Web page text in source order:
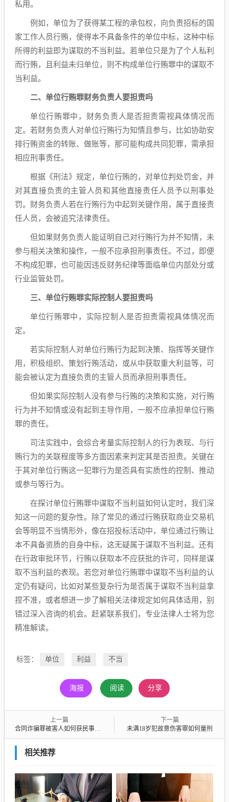
私用。
例如，单位为了获得某工程的承包权，向负责招标的国
家工作人员行贿，使得本不具备条件的单位中标，这种中标
所得的利益即为谋取的不当利益。若单位只是为了个人私利
而行贿，且利益未归单位，则不构成单位行贿罪中的谋取不
当利益。
二、单位行贿罪财务负责人要担责吗
单位行贿罪中，财务负责人是否担责需视具体情况而
定。若财务负责人对单位行贿行为知情且参与，比如协助安
排行贿资金的转账、做账等，那可能构成共同犯罪，需承担
相应刑事责任。
根据《刑法》规定，单位行贿的，对单位判处罚金，并
对其直接负责的主管人员和其他直接责任人员予以刑事处
罚。财务负责人若在行贿行为中起到关键作用，属于直接责
任人员，会被追究法律责任。
但如果财务负责人能证明自己对行贿行为并不知情，未
参与相关决策和操作，一般不应承担刑事责任。不过，即便
不构成犯罪，也可能因违反财务纪律等面临单位内部处分或
行业监管处罚。
三、单位行贿罪实际控制人要担责吗
单位行贿罪中，实际控制人是否担责需视具体情况而
定。
若实际控制人对单位行贿行为起到决策、指挥等关键作
用，积极组织、策划行贿活动，或从中获取重大利益等，可
能会被认定为直接负责的主管人员而承担刑事责任。
但如果实际控制人没有参与行贿的决策和实施，对行贿
行为并不知情或没有起到主导作用，一般不应承担单位行贿
罪的责任。
司法实践中，会综合考量实际控制人的行为表现、与行
贿行为的关联程度等多方面因素来判定其是否担责。关键在
于其对单位行贿这一犯罪行为是否具有实质性的控制、推动
或参与等行为。
在探讨单位行贿罪中谋取不当利益如何认定时，我们深
知这一问题的复杂性。除了常见的通过行贿获取商业交易机
会等明显不当情形外，像在招投标活动中，单位通过行贿让
本不具备资质的自身中标，这无疑属于谋取不当利益。还有
在行政审批环节，行贿以获取本不应获批的许可，同样是谋
取不当利益的表现。若您对单位行贿罪中谋取不当利益的认
定仍有疑问，比如对某些复杂行为是否属于谋取不当利益拿
捏不准，或者想进一步了解相关法律规定如何具体适用，别
错过深入咨询的机会。赶紧联系我们，专业法律人士将为您
精准解读。
标签： 单位 利益 不当
海报 阅读 分享
上一篇
合同诈骗罪被害人如何获民事赔偿
下一篇
未满18岁犯故意伤害罪如何量刑
相关推荐